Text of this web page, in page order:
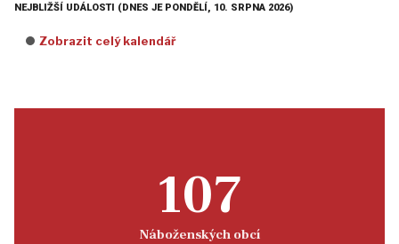
NEJBLIŽŠÍ UDÁLOSTI (DNES JE PONDĚLÍ, 10. SRPNA 2026)
Zobrazit celý kalendář
107
Náboženských obcí